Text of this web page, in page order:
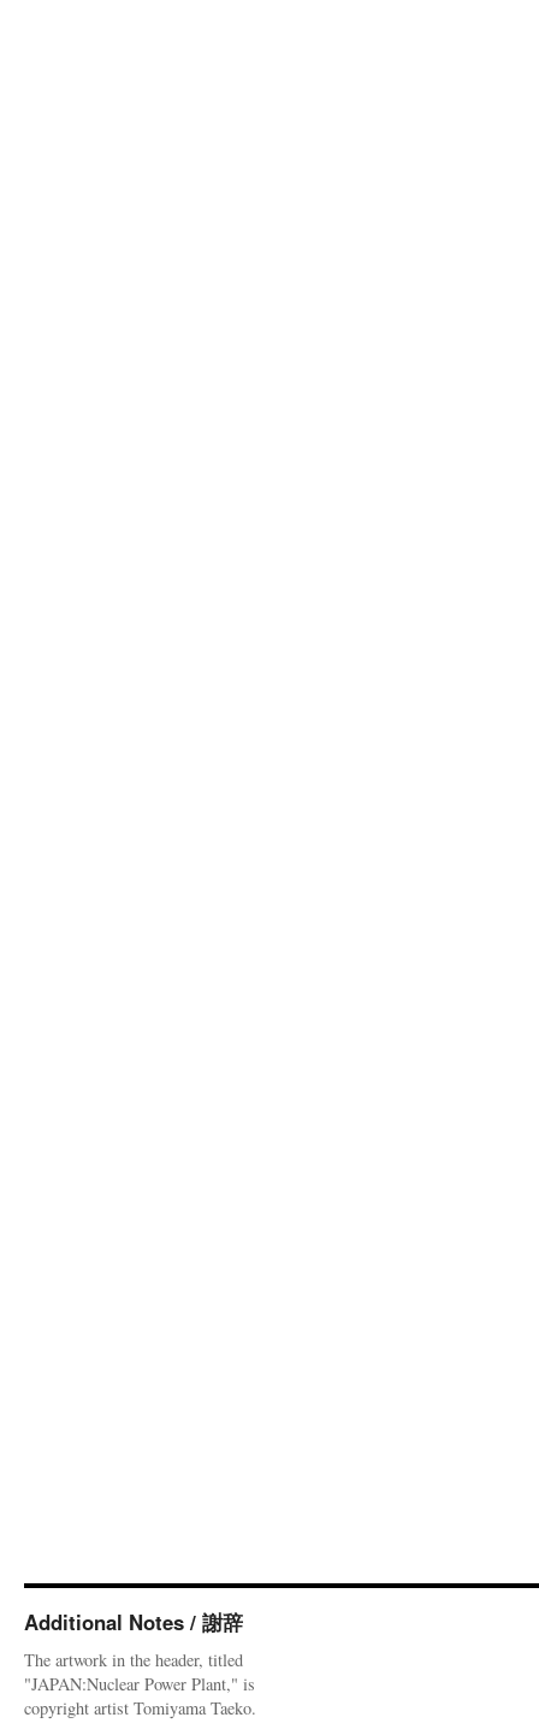
Additional Notes / 謝辞
The artwork in the header, titled
"JAPAN:Nuclear Power Plant," is
copyright artist Tomiyama Taeko.